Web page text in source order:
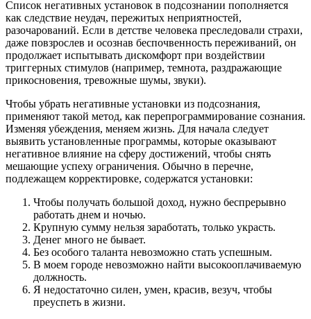
Список негативных установок в подсознании пополняется
как следствие неудач, пережитых неприятностей,
разочарований. Если в детстве человека преследовали страхи,
даже повзрослев и осознав беспочвенность переживаний, он
продолжает испытывать дискомфорт при воздействии
триггерных стимулов (например, темнота, раздражающие
прикосновения, тревожные шумы, звуки).
Чтобы убрать негативные установки из подсознания,
применяют такой метод, как перепрограммирование сознания.
Изменяя убеждения, меняем жизнь. Для начала следует
выявить установленные программы, которые оказывают
негативное влияние на сферу достижений, чтобы снять
мешающие успеху ограничения. Обычно в перечне,
подлежащем корректировке, содержатся установки:
Чтобы получать большой доход, нужно беспрерывно
работать днем и ночью.
Крупную сумму нельзя заработать, только украсть.
Денег много не бывает.
Без особого таланта невозможно стать успешным.
В моем городе невозможно найти высокооплачиваемую
должность.
Я недостаточно силен, умен, красив, везуч, чтобы
преуспеть в жизни.